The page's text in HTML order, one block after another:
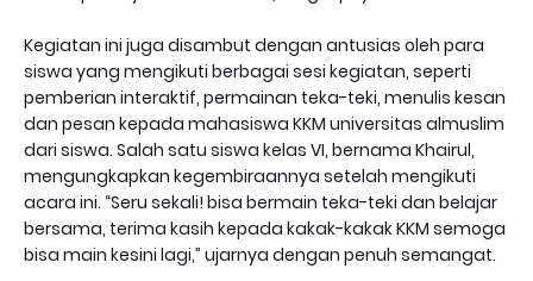
Kegiatan ini juga disambut dengan antusias oleh para
siswa yang mengikuti berbagai sesi kegiatan, seperti
pemberian interaktif, permainan teka-teki, menulis kesan
dan pesan kepada mahasiswa KKM universitas almuslim
dari siswa. Salah satu siswa kelas VI, bernama Khairul,
mengungkapkan kegembiraannya setelah mengikuti
acara ini. “Seru sekali! bisa bermain teka-teki dan belajar
bersama, terima kasih kepada kakak-kakak KKM semoga
bisa main kesini lagi,” ujarnya dengan penuh semangat.